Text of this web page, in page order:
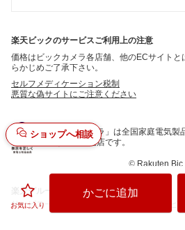
お気に入り
かごに追加
ショップへ相談
楽天ビックのサービスご利用上の注意
価格はビックカメラ各店舗、他のECサイト
らかじめご了承下さい。
セルフメディケーション税制
悪質な偽サイトにご注意ください
「ビックカメラ」は全国家庭電気
正な表示推進店です。
© Rakuten Bic
楽天グループ
サービス一覧